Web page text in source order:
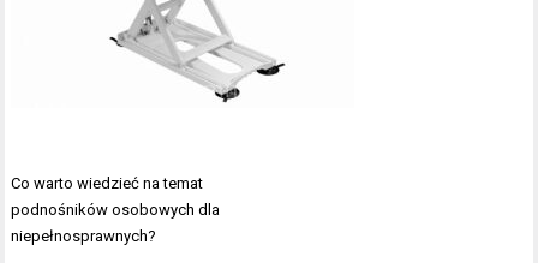
Nawigacja
wpisu
Co warto wiedzieć na temat
podnośników osobowych dla
niepełnosprawnych?